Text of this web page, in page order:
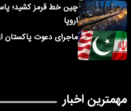
چین خط قرمز کشید؛
اروپا
ماجرای دعوت پاکستان
مهمترین اخبار